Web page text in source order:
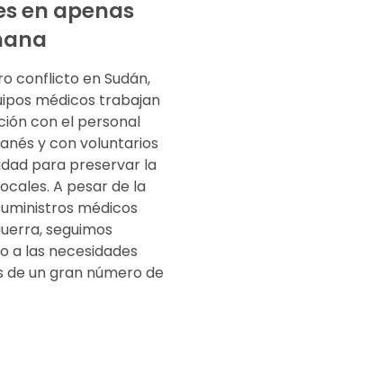
en apenas
conflicto en Sudán,
médicos trabajan
con el personal
y con voluntarios
para preservar la
A pesar de la
médicos
seguimos
a las necesidades
de un gran número de